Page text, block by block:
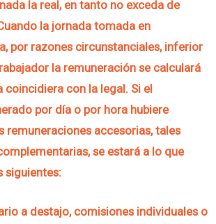
la real, en tanto no exceda de
la jornada tomada en
por razones circunstanciales, inferior
la remuneración se calculará
coincidiera con la legal. Si el
por día o por hora hubiere
remuneraciones accesorias, tales
se estará a lo que
siguientes:
a destajo, comisiones individuales o